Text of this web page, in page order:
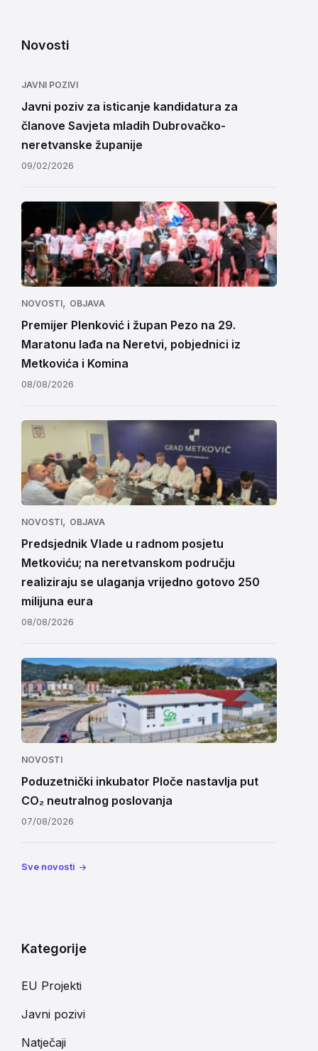
Novosti
JAVNI POZIVI
Javni poziv za isticanje kandidatura za
članove Savjeta mladih Dubrovačko-
neretvanske županije
09/02/2026
NOVOSTI, OBJAVA
Premijer Plenković i župan Pezo na 29.
Maratonu lađa na Neretvi, pobjednici iz
Metkovića i Komina
08/08/2026
NOVOSTI, OBJAVA
Predsjednik Vlade u radnom posjetu
Metkoviću; na neretvanskom području
realiziraju se ulaganja vrijedno gotovo 250
milijuna eura
08/08/2026
NOVOSTI
Poduzetnički inkubator Ploče nastavlja put
CO₂ neutralnog poslovanja
07/08/2026
Sve novosti
Kategorije
EU Projekti
Javni pozivi
Natječaji